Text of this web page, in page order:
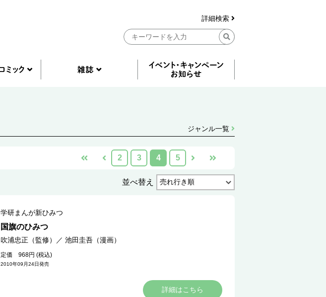
詳細検索
ジャンル一覧
2 3 4 5
並べ替え
学研まんが新ひみつ
国旗のひみつ
吹浦忠正（監修） ／ 池田圭吾（漫画）
定価 968円 (税込)
2010年09月24日発売
詳細はこちら